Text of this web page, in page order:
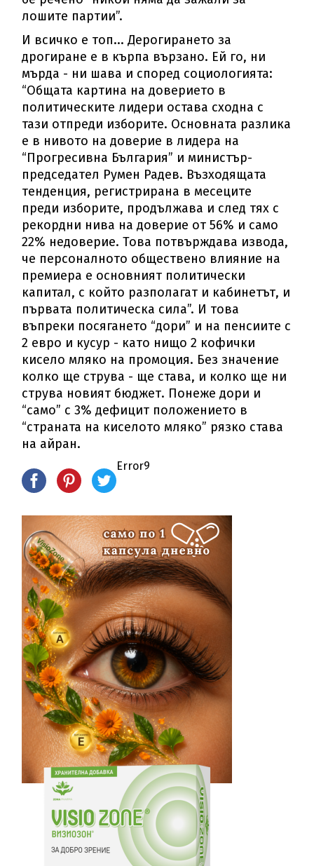
лошите партии”.
И всичко е топ... Дерогирането за
дрогиране е в кърпа вързано. Ей го, ни
мърда - ни шава и според социологията:
“Общата картина на доверието в
политическите лидери остава сходна с
тази отпреди изборите. Основната разлика
е в нивото на доверие в лидера на
“Прогресивна България” и министър-
председател Румен Радев. Възходящата
тенденция, регистрирана в месеците
преди изборите, продължава и след тях с
рекордни нива на доверие от 56% и само
22% недоверие. Това потвърждава извода,
че персоналното обществено влияние на
премиера е основният политически
капитал, с който разполагат и кабинетът, и
първата политическа сила”. И това
въпреки посягането “дори” и на пенсиите с
2 евро и кусур - като нищо 2 кофички
кисело мляко на промоция. Без значение
колко ще струва - ще става, и колко ще ни
струва новият бюджет. Понеже дори и
“само” с 3% дефицит положението в
“страната на киселото мляко” рязко става
на айран.
Error9